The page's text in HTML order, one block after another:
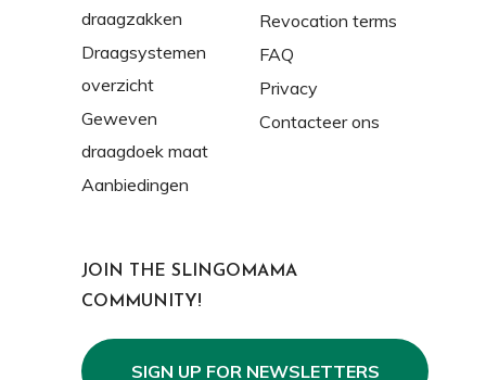
draagzakken
Draagsystemen
overzicht
Geweven
draagdoek maat
Aanbiedingen
Revocation terms
FAQ
Privacy
Contacteer ons
JOIN THE SLINGOMAMA
COMMUNITY!
SIGN UP FOR NEWSLETTERS